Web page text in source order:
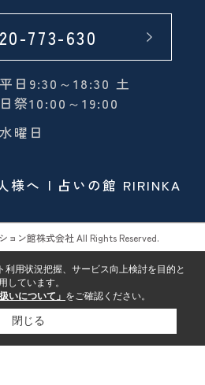
773-630
日9:30～18:30 土
日祭10:00～19:00
曜日
様へ 占いの館 RIRINKA
ョン館株式会社 All Rights Reserved.
用状況把握、サービス向上検討を目的と
しています。
いについて」 をご確認ください。
閉じる